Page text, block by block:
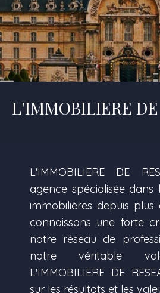
L'IMMOBILIERE
L'IMMOBILIERE DE
agence spécialisée dans
immobilières depuis plus
connaissons une forte
notre réseau de
notre véritable
L'IMMOBILIERE DE
sur les résultats et les